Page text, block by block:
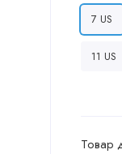
Товар
7 US
11 US